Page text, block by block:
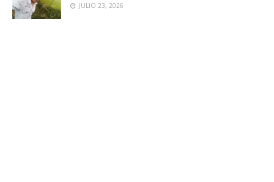
JULIO 23, 2026